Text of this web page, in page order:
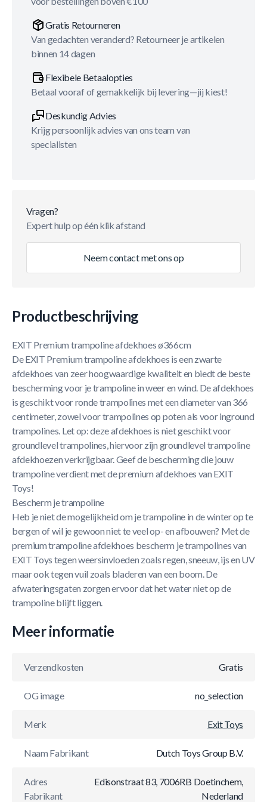
Gratis Retourneren
Van gedachten veranderd? Retourneer je artikelen
binnen 14 dagen
Flexibele Betaalopties
Betaal vooraf of gemakkelijk bij levering—jij kiest!
Deskundig Advies
Krijg persoonlijk advies van ons team van
specialisten
Vragen?
Expert hulp op één klik afstand
Neem contact met ons op
Productbeschrijving
EXIT Premium trampoline afdekhoes ø366cm
De EXIT Premium trampoline afdekhoes is een zwarte
afdekhoes van zeer hoogwaardige kwaliteit en biedt de beste
bescherming voor je trampoline in weer en wind. De afdekhoes
is geschikt voor ronde trampolines met een diameter van 366
centimeter, zowel voor trampolines op poten als voor inground
trampolines. Let op: deze afdekhoes is niet geschikt voor
groundlevel trampolines, hiervoor zijn groundlevel trampoline
afdekhoezen verkrijgbaar. Geef de bescherming die jouw
trampoline verdient met de premium afdekhoes van EXIT
Toys!
Bescherm je trampoline
Heb je niet de mogelijkheid om je trampoline in de winter op te
bergen of wil je gewoon niet te veel op- en afbouwen? Met de
premium trampoline afdekhoes bescherm je trampolines van
EXIT Toys tegen weersinvloeden zoals regen, sneeuw, ijs en UV
maar ook tegen vuil zoals bladeren van een boom. De
afwateringsgaten zorgen ervoor dat het water niet op de
trampoline blijft liggen.
Meer informatie
Verzendkosten Gratis
OG image no_selection
Merk Exit Toys
Naam Fabrikant Dutch Toys Group B.V.
Adres
Fabrikant
Edisonstraat 83, 7006RB Doetinchem,
Nederland